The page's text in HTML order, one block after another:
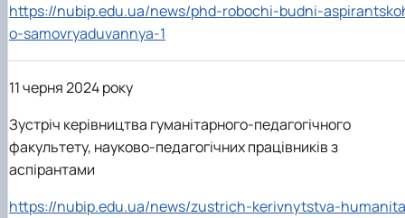
https://nubip.edu.ua/news/phd-robochi-budni-
o-samovryaduvannya-1
11 черня 2024 року
Зустріч керівництва гуманітарного-педагогічного
факультету, науково-педагогічних працівників з
аспірантами
https://nubip.edu.ua/news/zustrich-kerivnytstva-humanita